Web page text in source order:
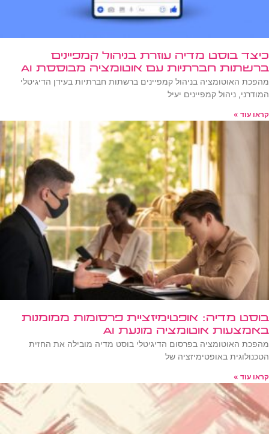
כיצד בוסט מדיה עוזרת בניהול קמפיינים
ברשתות חברתיות עם אוטומציה מבוססת AI
מהפכת האוטומציה בניהול קמפיינים ברשתות חברתיות בעידן הדיגיטלי
המודרני, ניהול קמפיינים יעיל
קראו עוד »
בוסט מדיה: אופטימיזציית פרסומות ממומנות
באמצעות אוטומציה מונעת AI
מהפכת האוטומציה בפרסום הדיגיטלי בוסט מדיה מובילה את החזית
הטכנולוגית באופטימיזציה של
קראו עוד »